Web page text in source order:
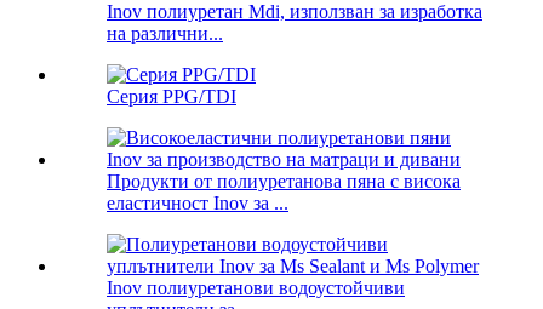
Inov полиуретан Mdi, използван за изработка
на различни...
Серия PPG/TDI
Продукти от полиуретанова пяна с висока
еластичност Inov за ...
Inov полиуретанови водоустойчиви